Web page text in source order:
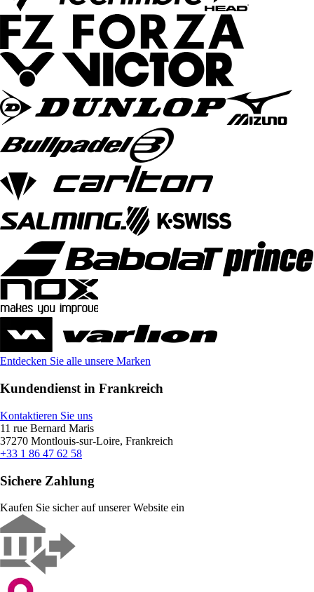
Entdecken Sie alle unsere Marken
Kundendienst in Frankreich
Kontaktieren Sie uns
11 rue Bernard Maris
37270 Montlouis-sur-Loire, Frankreich
+33 1 86 47 62 58
Sichere Zahlung
Kaufen Sie sicher auf unserer Website ein